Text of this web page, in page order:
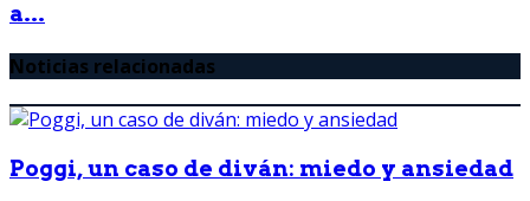
a...
Noticias relacionadas
Poggi, un caso de diván: miedo y ansiedad